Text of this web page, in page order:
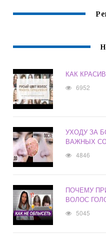
КАК
6952
УХОДУ ЗА
ВАЖНЫХ
4846
ПОЧЕМУ
ВОЛОС
5045